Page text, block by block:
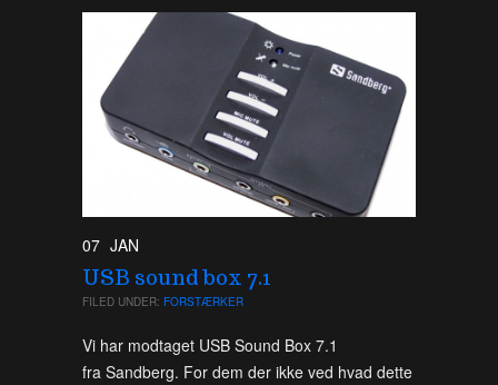
07 JAN
USB sound box 7.1
FILED UNDER: FORSTÆRKER
Vi har modtaget USB Sound Box 7.1
fra Sandberg. For dem der ikke ved hvad dette